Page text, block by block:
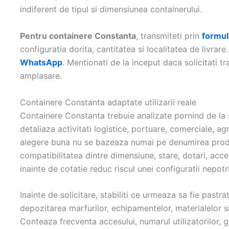
indiferent de tipul si dimensiunea containerului.
Pentru containere Constanta, transmiteti prin
configuratia dorita, cantitatea si localitatea de
WhatsApp. Mentionati de la inceput daca solicitati
amplasare.
Containere Constanta adaptate utilizarii reale
Containere Constanta trebuie analizate pornind de
detaliaza activitati logistice, portuare, comerciale,
alegere buna nu se bazeaza numai pe denumirea
compatibilitatea dintre dimensiune, stare, dotari,
inainte de cotatie reduc riscul unei configuratii
Inainte de solicitare, stabiliti ce urmeaza sa fie
depozitarea marfurilor, echipamentelor,
Conteaza frecventa accesului, numarul utilizatorilor,